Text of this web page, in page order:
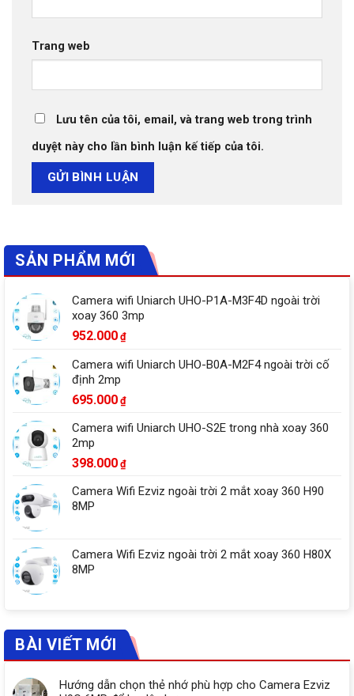
Trang web
Lưu tên của tôi, email, và trang web trong trình
duyệt này cho lần bình luận kế tiếp của tôi.
SẢN PHẨM MỚI
Camera wifi Uniarch UHO-P1A-M3F4D ngoài trời
xoay 360 3mp
952.000 ₫
Camera wifi Uniarch UHO-B0A-M2F4 ngoài trời cố
định 2mp
695.000 ₫
Camera wifi Uniarch UHO-S2E trong nhà xoay 360
2mp
398.000 ₫
Camera Wifi Ezviz ngoài trời 2 mắt xoay 360 H90
8MP
Camera Wifi Ezviz ngoài trời 2 mắt xoay 360 H80X
8MP
BÀI VIẾT MỚI
Hướng dẫn chọn thẻ nhớ phù hợp cho Camera Ezviz